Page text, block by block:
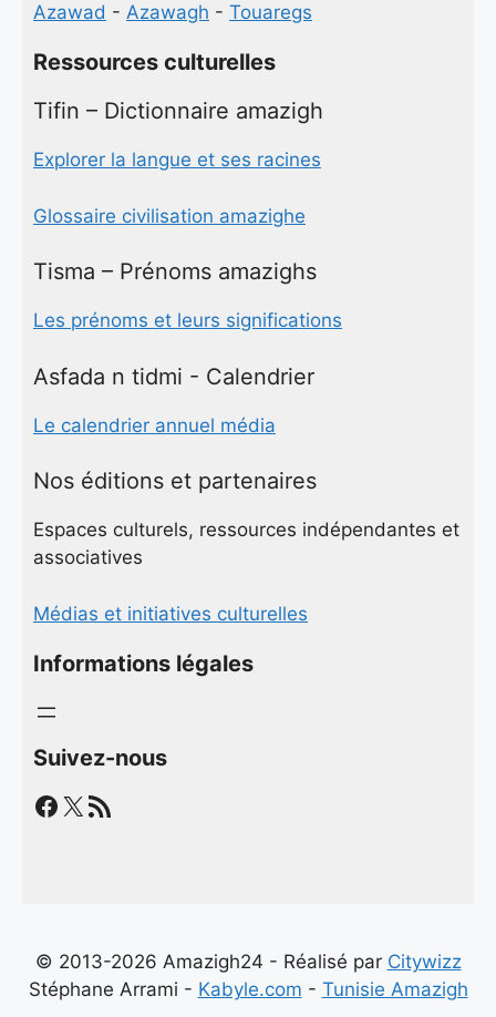
Azawad - Azawagh - Touaregs
Ressources culturelles
Tifin – Dictionnaire amazigh
Explorer la langue et ses racines
Glossaire civilisation amazighe
Tisma – Prénoms amazighs
Les prénoms et leurs significations
Asfada n tidmi - Calendrier
Le calendrier annuel média
Nos éditions et partenaires
Espaces culturels, ressources indépendantes et
associatives
Médias et initiatives culturelles
Informations légales
Suivez-nous
Facebook
X Flux RSS
© 2013-2026 Amazigh24 - Réalisé par Citywizz
Stéphane Arrami - Kabyle.com - Tunisie Amazigh